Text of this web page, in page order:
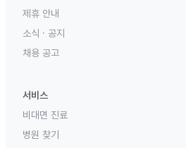
제휴 안내
소식 · 공지
채용 공고
서비스
비대면 진료
병원 찾기